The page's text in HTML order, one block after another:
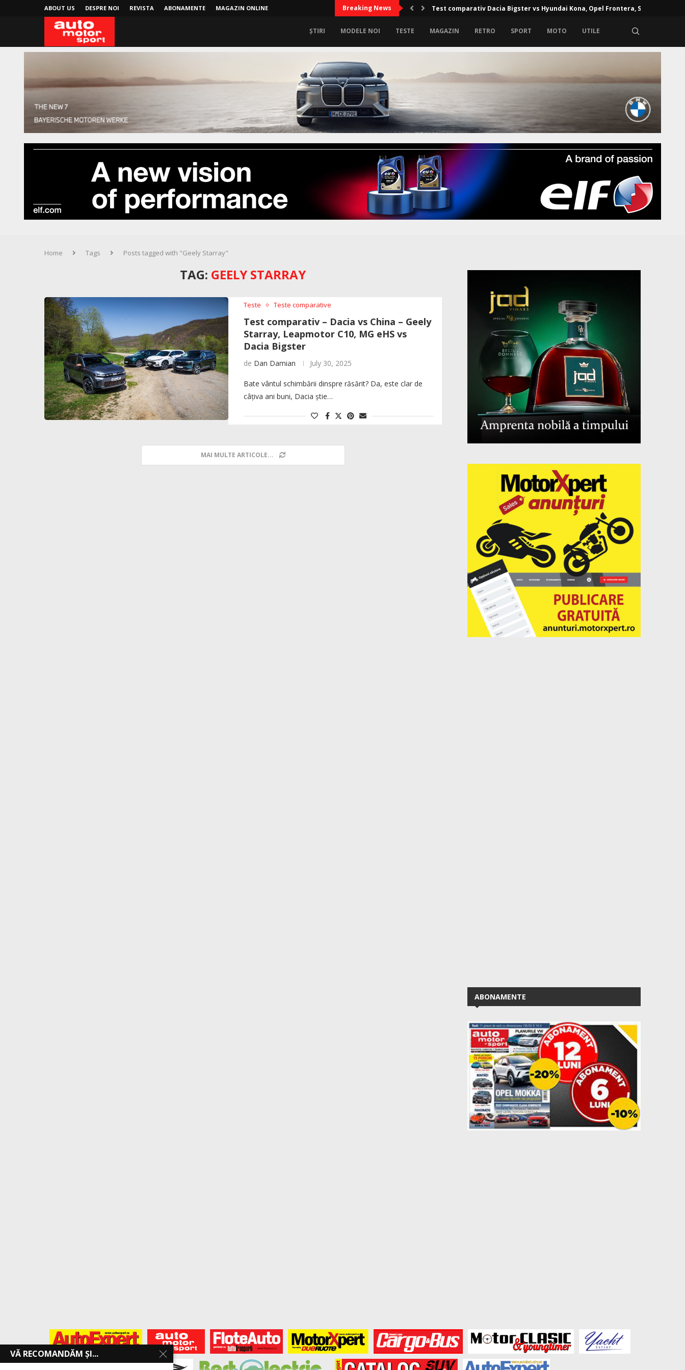
ABOUT US DESPRE NOI REVISTA ABONAMENTE MAGAZIN ONLINE Breaking News Test comparativ Dacia Bigster vs Hyundai Kona, Opel Frontera, Skoda...
ȘTIRI MODELE NOI TESTE MAGAZIN RETRO SPORT MOTO UTILE
Home Tags Posts tagged with "Geely Starray"
TAG: GEELY STARRAY
Teste Teste comparative
Test comparativ – Dacia vs China – Geely
Starray, Leapmotor C10, MG eHS vs
Dacia Bigster
de Dan Damian July 30, 2025
Bate vântul schimbării dinspre răsărit? Da, este clar de
câțiva ani buni, Dacia știe…
MAI MULTE ARTICOLE...
ABONAMENTE
VĂ RECOMANDĂM ȘI...